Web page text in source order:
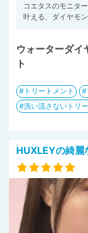
コエタスのモニタ
叶える、ダイヤモ
ウォーターダ
ト
トリートメント
洗い流さないトリ
HUXLEYの綺麗